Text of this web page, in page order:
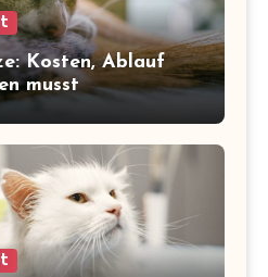
Kosten, Ablauf
musst